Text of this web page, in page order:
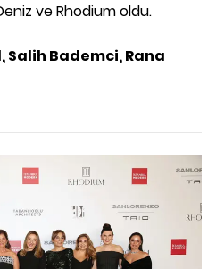
ve Rhodium oldu.
Bademci, Rana